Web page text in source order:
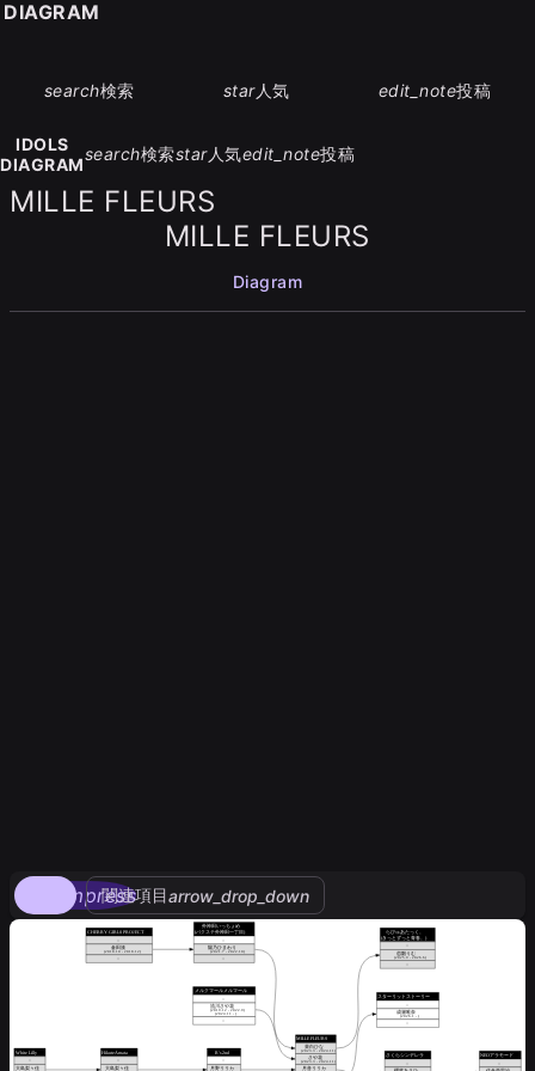
search検索 star人気 edit_note投稿
IDOLS
DIAGRAM
search検索star人気edit_note投稿
MILLE FLEURS
MILLE FLEURS
Diagram
compress
関連項目arrow_drop_down